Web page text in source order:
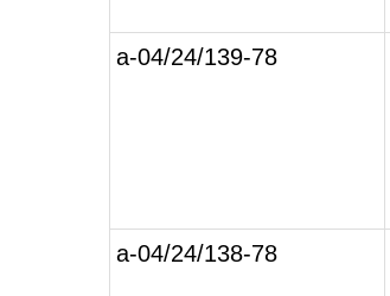
а-04/24/139-78
а-04/24/138-78